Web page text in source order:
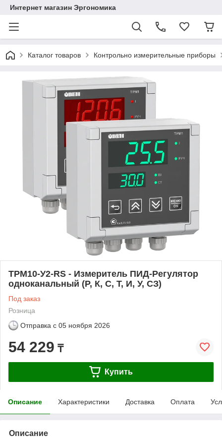
Интернет магазин Эргономика
Каталог товаров Контрольно измерительные приборы
ТРМ10-У2-RS - Измеритель ПИД-Регулятор
одноканальный (Р, К, С, Т, И, У, СЗ)
Под заказ
Розница
Отправка с 05 ноября 2026
54 229 ₸
Купить
Описание Характеристики Доставка Оплата
Описание